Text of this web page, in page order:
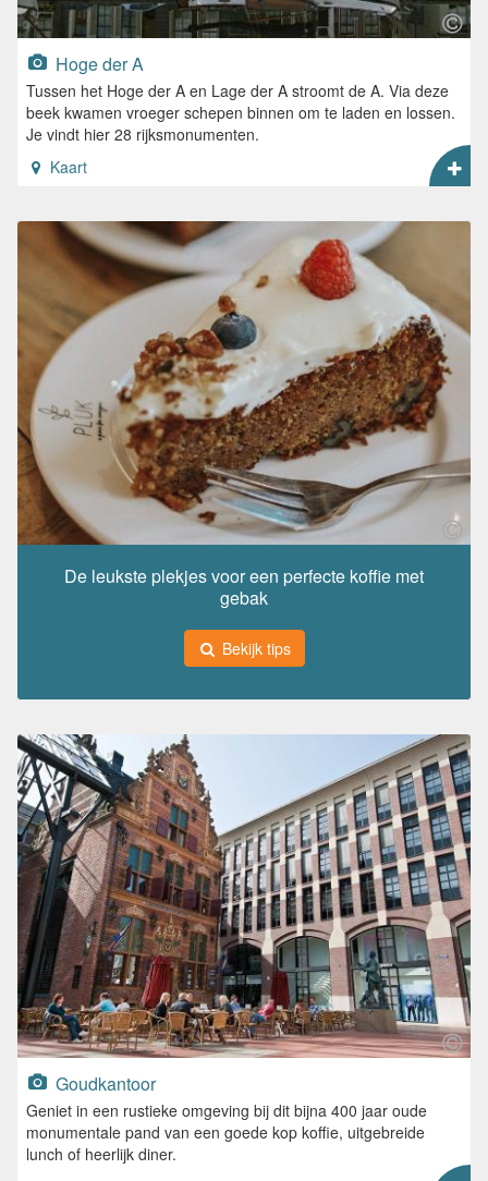
Hoge der A
Tussen het Hoge der A en Lage der A stroomt de A. Via deze
beek kwamen vroeger schepen binnen om te laden en lossen.
Je vindt hier 28 rijksmonumenten.
Kaart
De leukste plekjes voor een perfecte koffie met
gebak
Bekijk tips
Goudkantoor
Geniet in een rustieke omgeving bij dit bijna 400 jaar oude
monumentale pand van een goede kop koffie, uitgebreide
lunch of heerlijk diner.